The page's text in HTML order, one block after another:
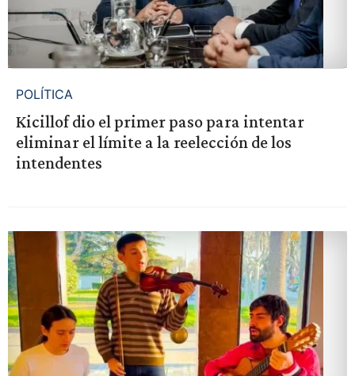
POLÍTICA
Kicillof dio el primer paso para intentar
eliminar el límite a la reelección de los
intendentes